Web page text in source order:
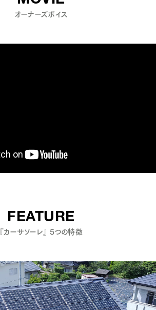
オーナーズボイス
FEATURE
『カーサソーレ』 5つの特徴